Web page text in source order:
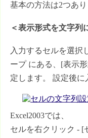
基本の方法は2つあり
＜表示形式を文字列
入力するセルを選択
ープ にある、[表示
定します。 設定後に
Excel2003では、
セルを右クリック - [